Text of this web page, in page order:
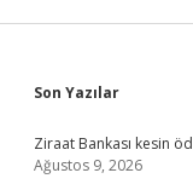
Sidebar
Son Yazılar
Ziraat Bankası kesin
Ağustos 9, 2026